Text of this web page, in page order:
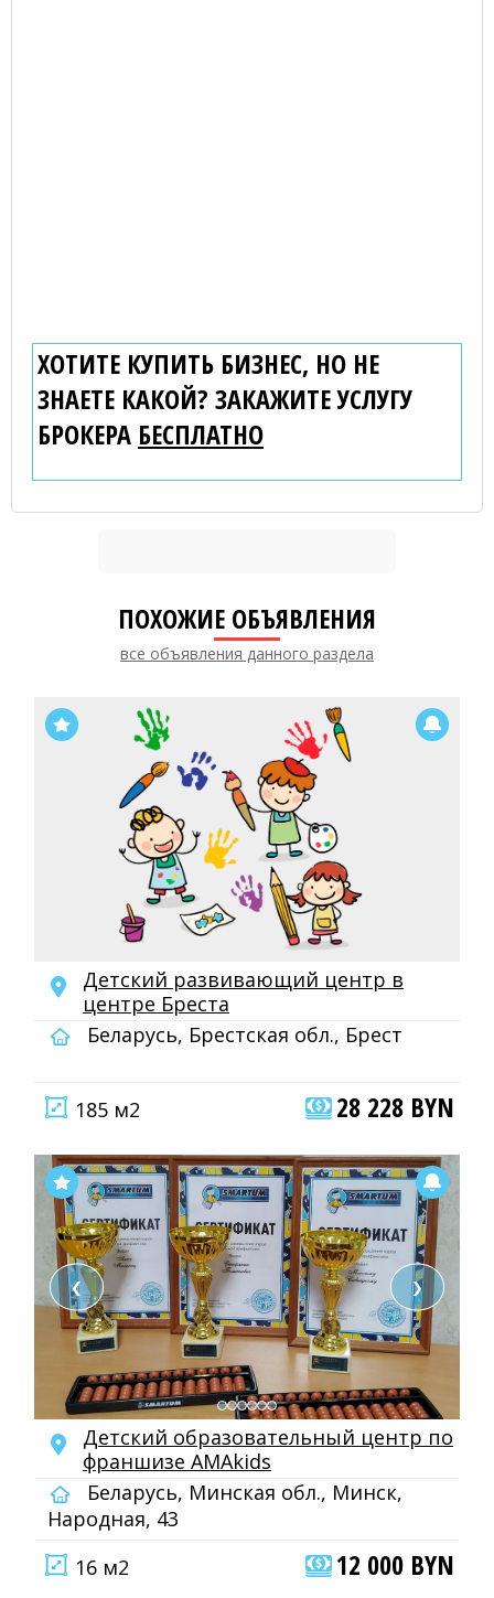
ХОТИТЕ КУПИТЬ БИЗНЕС, НО НЕ
ЗНАЕТЕ КАКОЙ? ЗАКАЖИТЕ УСЛУГУ
БРОКЕРА БЕСПЛАТНО
ПОХОЖИЕ ОБЪЯВЛЕНИЯ
все объявления данного раздела
Детский развивающий центр в
центре Бреста
Беларусь, Брестская обл., Брест
185 м2 28 228 BYN
❮ ❯
Детский образовательный центр по
франшизе AMAkids
Беларусь, Минская обл., Минск,
Народная, 43
16 м2
12 000 BYN